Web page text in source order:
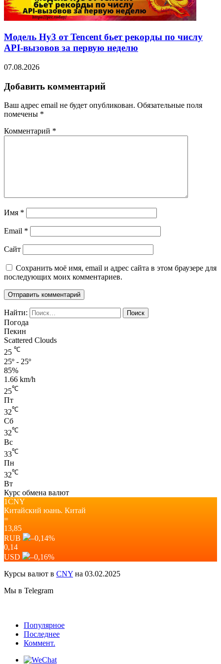
Модель Hy3 от Tencent бьет рекорды по числу
API-вызовов за первую неделю
07.08.2026
Добавить комментарий
Ваш адрес email не будет опубликован. Обязательные поля
помечены *
Комментарий *
Имя *
Email *
Сайт
Сохранить моё имя, email и адрес сайта в этом браузере для
последующих моих комментариев.
Найти:
Погода
Пекин
Scattered Clouds
25 ℃
25º - 25º
85%
1.66 km/h
25℃
Пт
32℃
Сб
32℃
Вс
33℃
Пн
32℃
Вт
Курс обмена валют
1CNY
Китайский юань. Китай
=
13,85
RUB
–0,14%
0,14
USD
–0,16%
Курсы валют в CNY на 03.02.2025
Мы в Telegram
Популярное
Последнее
Коммент.